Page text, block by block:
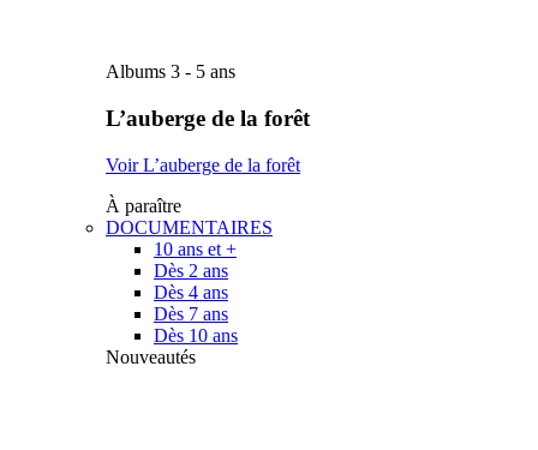
Albums 3 - 5 ans
L’auberge de la forêt
Voir L’auberge de la forêt
À paraître
DOCUMENTAIRES
10 ans et +
Dès 2 ans
Dès 4 ans
Dès 7 ans
Dès 10 ans
Nouveautés